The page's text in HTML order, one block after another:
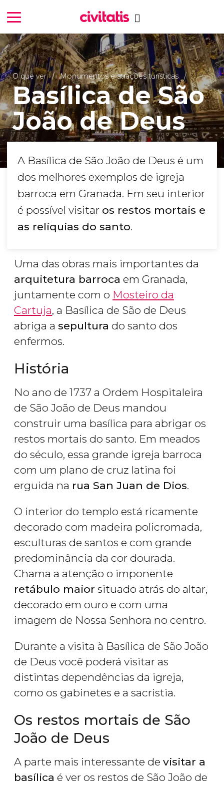
O que ver Monumentos e atrações turísticas
Basílica de São
João de Deus
A Basílica de São João de Deus é um
dos melhores exemplos de igreja
barroca em Granada. Em seu interior
é possível visitar os restos mortais e
as relíquias do santo.
Uma das obras mais importantes da
arquitetura barroca em Granada,
juntamente com o Mosteiro da
Cartuja, a Basílica de São de Deus
abriga a sepultura do santo dos
enfermos.
História
No ano de 1737 a Ordem Hospitaleira
de São João de Deus mandou
construir uma basílica para abrigar os
restos mortais do santo. Em meados
do século, essa grande igreja barroca
com um plano de cruz latina foi
erguida na rua San Juan de Dios.
O interior do templo está ricamente
decorado com madeira policromada,
esculturas de santos e com grande
predominância da cor dourada.
Chama a atenção o imponente
retábulo maior situado atrás do altar,
decorado em ouro e com uma
imagem de Nossa Senhora no centro.
Durante a visita à Basílica de São João
de Deus você poderá visitar as
distintas dependências da igreja,
como os gabinetes e a sacristia.
Os restos mortais de São
João de Deus
A parte mais interessante de visitar a
basílica é ver os restos de São João de